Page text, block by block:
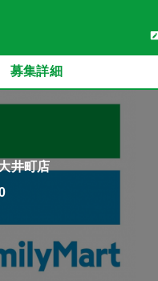
募集詳細
井町店